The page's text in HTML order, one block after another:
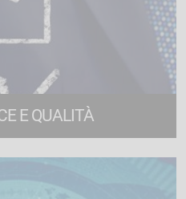
E QUALITÀ
online